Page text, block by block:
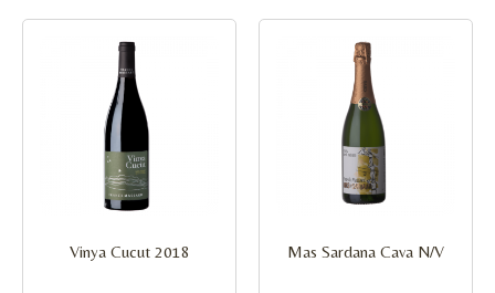
Vinya Cucut 2018 Mas Sardana Cava N/V